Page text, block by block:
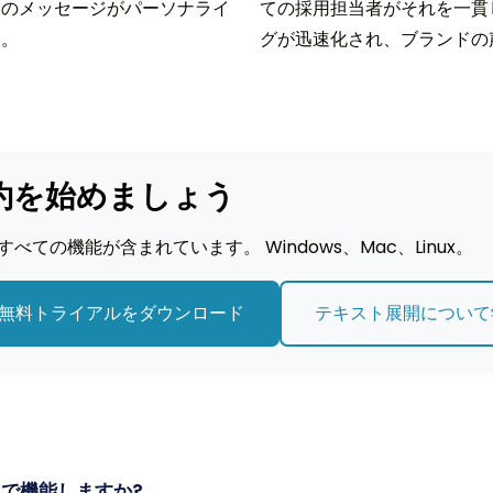
メッセージがパーソナライ
ての採用担当者がそれを一
グが迅速化され、ブランド
始めましょう
べての機能が含まれています。 Windows、Mac、Linux。
料トライアルをダウンロード テキスト展開につい